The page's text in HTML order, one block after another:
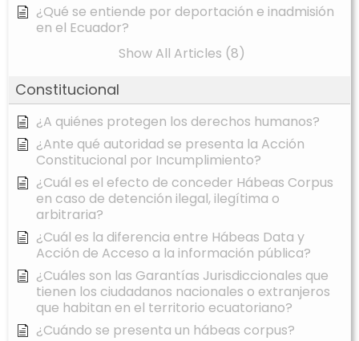
¿Qué se entiende por deportación e inadmisión
en el Ecuador?
Show All Articles (8)
Constitucional
¿A quiénes protegen los derechos humanos?
¿Ante qué autoridad se presenta la Acción
Constitucional por Incumplimiento?
¿Cuál es el efecto de conceder Hábeas Corpus
en caso de detención ilegal, ilegítima o
arbitraria?
¿Cuál es la diferencia entre Hábeas Data y
Acción de Acceso a la información pública?
¿Cuáles son las Garantías Jurisdiccionales que
tienen los ciudadanos nacionales o extranjeros
que habitan en el territorio ecuatoriano?
¿Cuándo se presenta un hábeas corpus?